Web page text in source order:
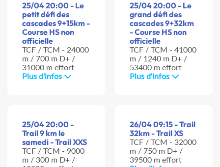
25/04 20:00 - Le
petit défi des
cascades 9+15km -
Course HS non
officielle
TCF / TCM - 24000
m / 700 m D+ /
31000 m effort
Plus d'infos
25/04 20:00 - Le
grand défi des
cascades 9+32km
- Course HS non
officielle
TCF / TCM - 41000
m / 1240 m D+ /
53400 m effort
Plus d'infos
25/04 20:00 -
Trail 9 km le
samedi - Trail XXS
TCF / TCM - 9000
m / 300 m D+ /
26/04 09:15 - Trail
32km - Trail XS
TCF / TCM - 32000
m / 750 m D+ /
39500 m effort